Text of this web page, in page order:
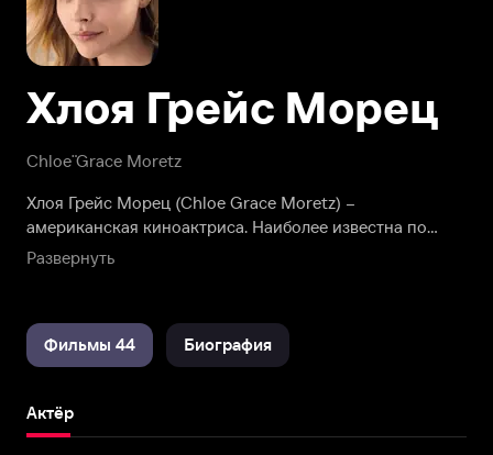
Chloë Grace Moretz
Хлоя Грейс Морец
Хлоя Грейс Морец (Chloе Grace Moretz) –
американская киноактриса. Наиболее известна по
ролям в картинах «Хранитель времени», «500 дней
Развернуть
Фильмы 44 Биография
Актёр